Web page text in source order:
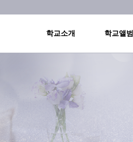
학교소개 학교앨범